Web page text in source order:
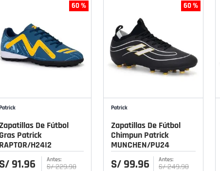
60 %
De Fútbol
Gras Patrick
RAPTOR/H24I2
S/ 91.96 S/229.90
60 %
Patrick
Zapatillas De Fútbol
Chimpun Patrick
MUNCHEN/PU24
S/ 99.96 S/249.90